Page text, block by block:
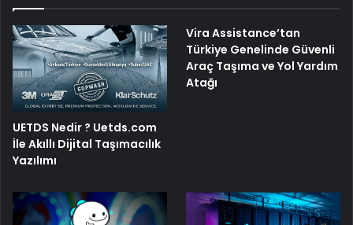
UETDS Nedir ? Uetds.com
İle Akıllı Dijital Taşımacılık
Yazılımı
Vira Assistance’tan
Türkiye Genelinde Güvenli
Araç Taşıma ve Yol Yardım
Atağı